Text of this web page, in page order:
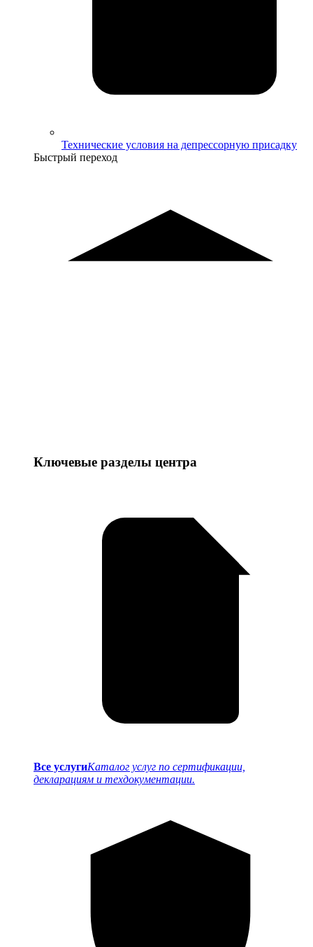
Технические условия на депрессорную присадку
Быстрый переход
Ключевые разделы центра
Все услугиКаталог услуг по сертификации,
декларациям и техдокументации.